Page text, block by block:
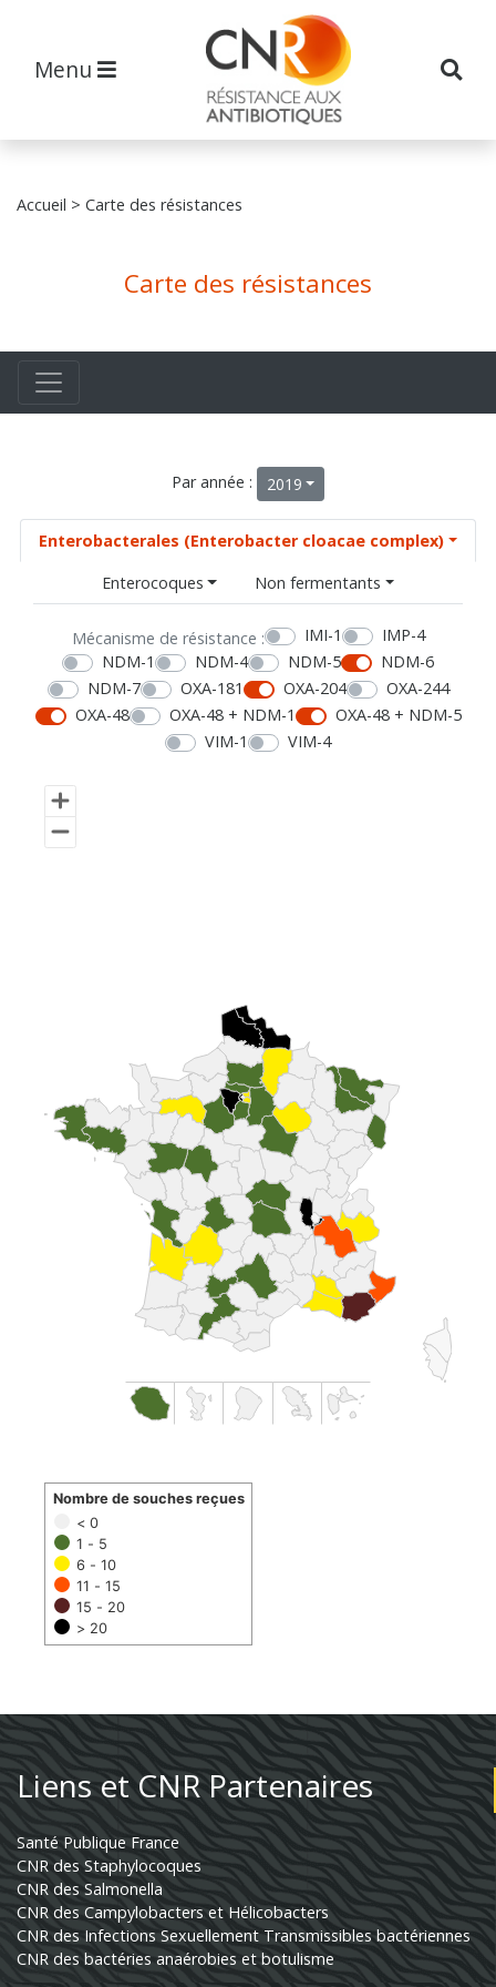
Menu
Accueil > Carte des résistances
Carte des résistances
Par année : 2019
Enterobacterales (Enterobacter cloacae complex)
Enterocoques
Non fermentants
Mécanisme de résistance : IMI-1
IMP-4
NDM-1
NDM-4 NDM-5
NDM-6
NDM-7
OXA-181 OXA-204
OXA-244
OXA-48
OXA-48 + NDM-1
OXA-48 + NDM-5
VIM-1
VIM-4
< 0
1 - 5
6 - 10
11 - 15
15 - 20
> 20
Nombre de souches reçues
Liens et CNR Partenaires
Santé Publique France
CNR des Staphylocoques
CNR des Salmonella
CNR des Campylobacters et Hélicobacters
CNR des Infections Sexuellement Transmissibles bactériennes
CNR des bactéries anaérobies et botulisme